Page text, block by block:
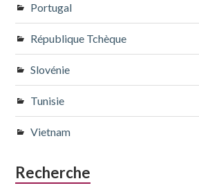
Portugal
République Tchèque
Slovénie
Tunisie
Vietnam
Recherche